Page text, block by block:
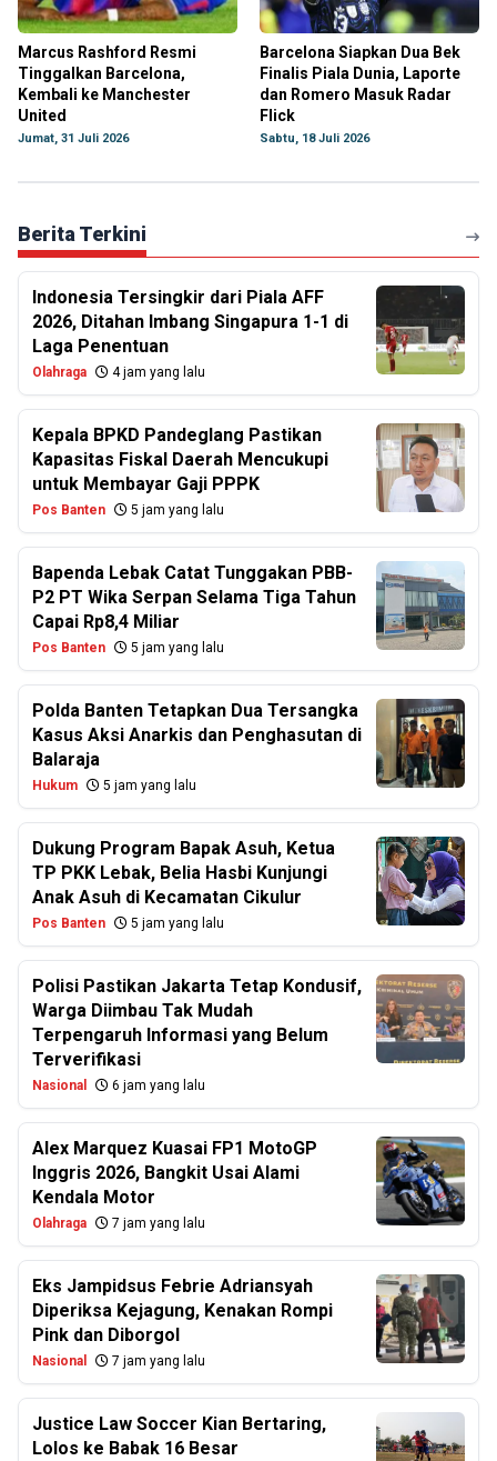
Marcus Rashford Resmi
Tinggalkan Barcelona,
Kembali ke Manchester
United
Jumat, 31 Juli 2026
Barcelona Siapkan Dua Bek
Finalis Piala Dunia, Laporte
dan Romero Masuk Radar
Flick
Sabtu, 18 Juli 2026
Berita Terkini
Indonesia Tersingkir dari Piala AFF
2026, Ditahan Imbang Singapura 1-1 di
Laga Penentuan
Olahraga 4 jam yang lalu
Kepala BPKD Pandeglang Pastikan
Kapasitas Fiskal Daerah Mencukupi
untuk Membayar Gaji PPPK
Pos Banten 5 jam yang lalu
Bapenda Lebak Catat Tunggakan PBB-
P2 PT Wika Serpan Selama Tiga Tahun
Capai Rp8,4 Miliar
Pos Banten 5 jam yang lalu
Polda Banten Tetapkan Dua Tersangka
Kasus Aksi Anarkis dan Penghasutan di
Balaraja
Hukum 5 jam yang lalu
Dukung Program Bapak Asuh, Ketua
TP PKK Lebak, Belia Hasbi Kunjungi
Anak Asuh di Kecamatan Cikulur
Pos Banten 5 jam yang lalu
Polisi Pastikan Jakarta Tetap Kondusif,
Warga Diimbau Tak Mudah
Terpengaruh Informasi yang Belum
Terverifikasi
Nasional 6 jam yang lalu
Alex Marquez Kuasai FP1 MotoGP
Inggris 2026, Bangkit Usai Alami
Kendala Motor
Olahraga 7 jam yang lalu
Eks Jampidsus Febrie Adriansyah
Diperiksa Kejagung, Kenakan Rompi
Pink dan Diborgol
Nasional 7 jam yang lalu
Justice Law Soccer Kian Bertaring,
Lolos ke Babak 16 Besar